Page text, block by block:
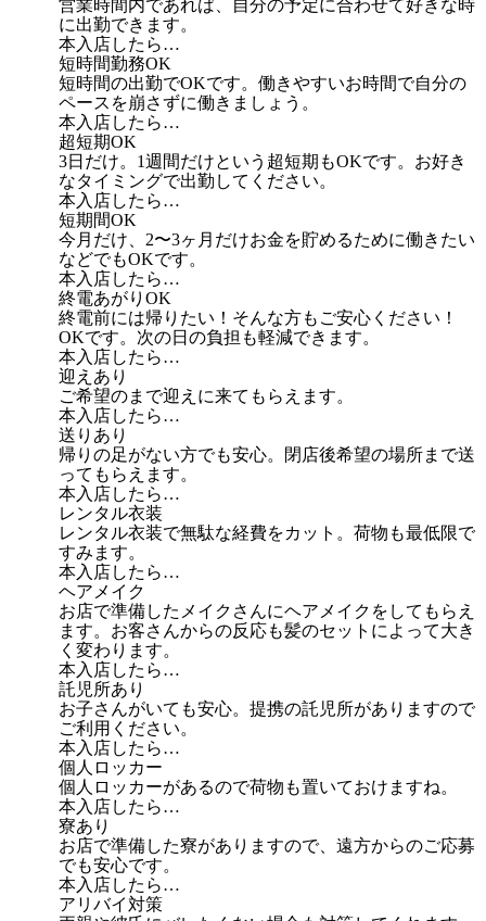
営業時間内であれば、自分の予定に合わせて好きな時
に出勤できます。
本入店したら…
短時間勤務OK
短時間の出勤でOKです。働きやすいお時間で自分の
ペースを崩さずに働きましょう。
本入店したら…
超短期OK
3日だけ。1週間だけという超短期もOKです。お好き
なタイミングで出勤してください。
本入店したら…
短期間OK
今月だけ、2〜3ヶ月だけお金を貯めるために働きたい
などでもOKです。
本入店したら…
終電あがりOK
終電前には帰りたい！そんな方もご安心ください！
OKです。次の日の負担も軽減できます。
本入店したら…
迎えあり
ご希望のまで迎えに来てもらえます。
本入店したら…
送りあり
帰りの足がない方でも安心。閉店後希望の場所まで送
ってもらえます。
本入店したら…
レンタル衣装
レンタル衣装で無駄な経費をカット。荷物も最低限で
すみます。
本入店したら…
ヘアメイク
お店で準備したメイクさんにヘアメイクをしてもらえ
ます。お客さんからの反応も髪のセットによって大き
く変わります。
本入店したら…
託児所あり
お子さんがいても安心。提携の託児所がありますので
ご利用ください。
本入店したら…
個人ロッカー
個人ロッカーがあるので荷物も置いておけますね。
本入店したら…
寮あり
お店で準備した寮がありますので、遠方からのご応募
でも安心です。
本入店したら…
アリバイ対策